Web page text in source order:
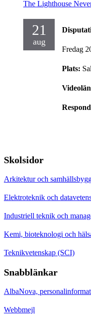
The Lighthouse
21
aug
Fredag
Plats:
Skolsidor
Arkitektur och
Elektroteknik och
Industriell teknik och
Kemi, bioteknologi och
Teknikvetenskap (SCI)
Snabblänkar
AlbaNova,
Webbmejl